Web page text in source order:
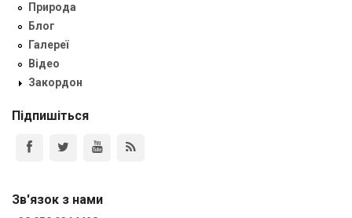
Природа
Блог
Галереї
Відео
Закордон
Підпишіться
Зв'язок з нами